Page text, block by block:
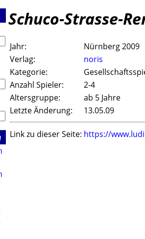
Schuco-Strasse-
Jahr:
Nürnberg 2009
Verlag:
noris
Kategorie:
Anzahl Spieler:
2-4
Altersgruppe:
ab 5 Jahre
Letzte Änderung:
13.05.09
Link zu dieser Seite: https://